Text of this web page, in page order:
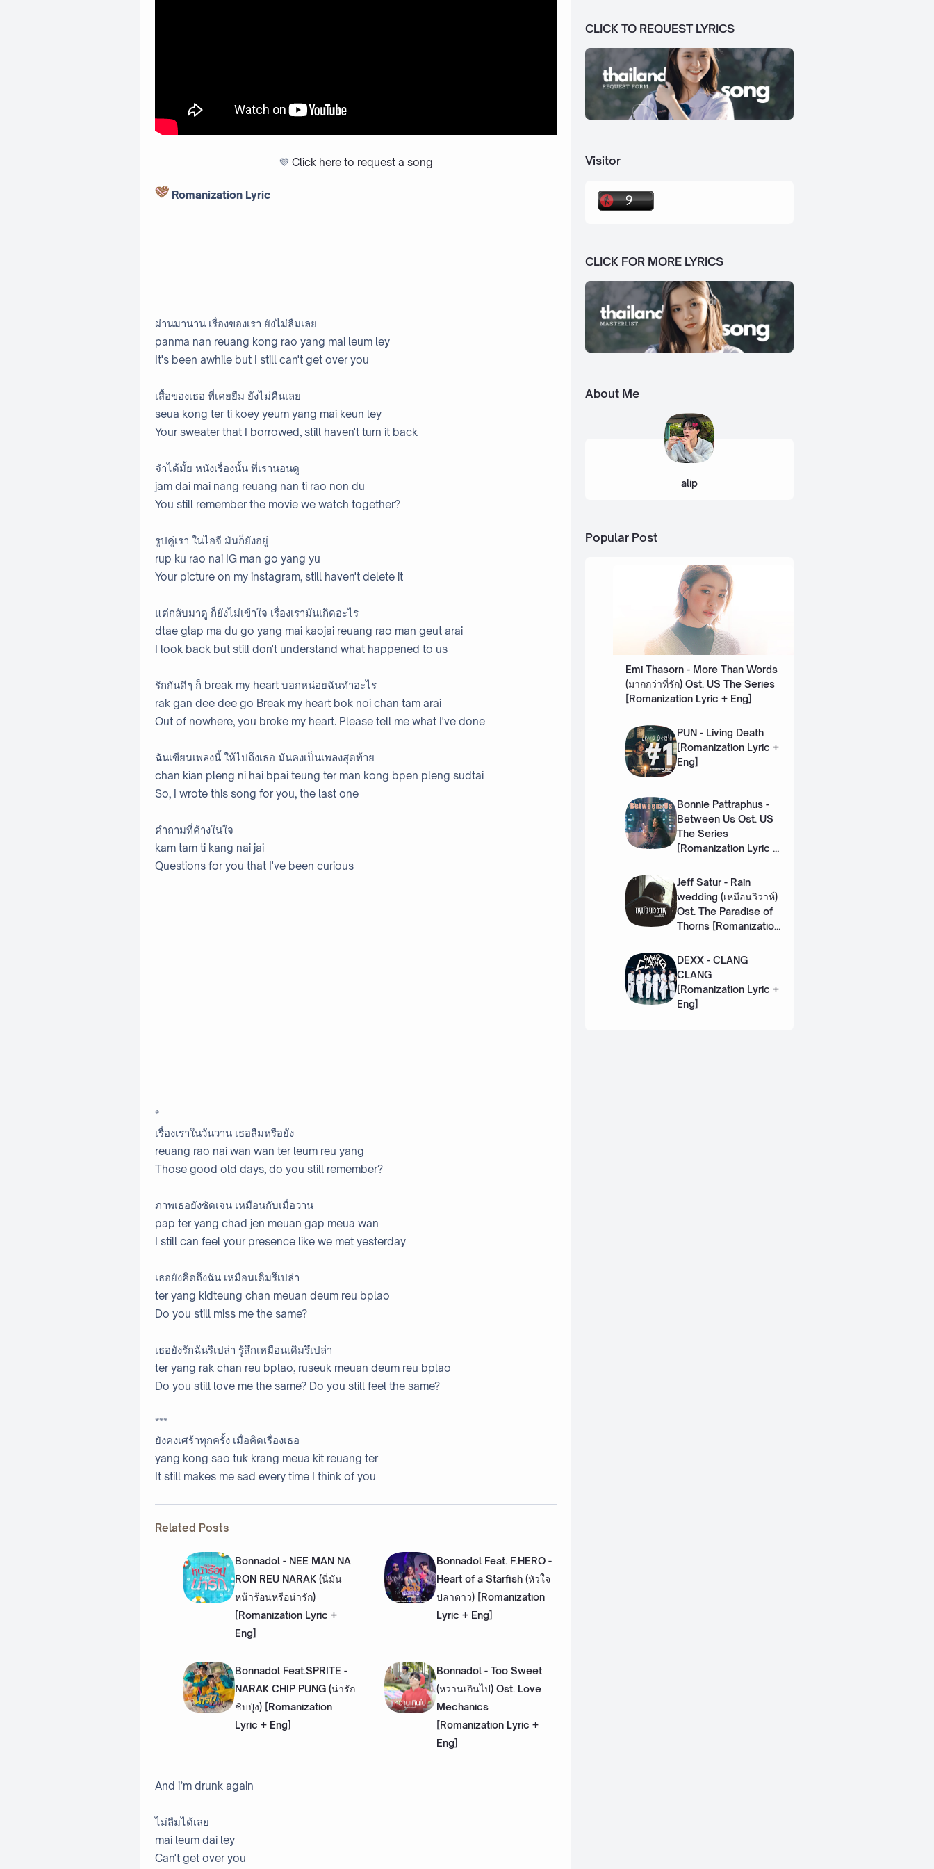
💜 Click here to request a song
Romanization Lyric
ผ่านมานาน เรื่องของเรา ยังไม่ลืมเลย
panma nan reuang kong rao yang mai leum ley
It's been awhile but I still can't get over you
เสื้อของเธอ ที่เคยยืม ยังไม่คืนเลย
seua kong ter ti koey yeum yang mai keun ley
Your sweater that I borrowed, still haven't turn it back
จำได้มั้ย หนังเรื่องนั้น ที่เรานอนดู
jam dai mai nang reuang nan ti rao non du
You still remember the movie we watch together?
รูปคู่เรา ในไอจี มันก็ยังอยู่
rup ku rao nai IG man go yang yu
Your picture on my instagram, still haven't delete it
แต่กลับมาดู ก็ยังไม่เข้าใจ เรื่องเรามันเกิดอะไร
dtae glap ma du go yang mai kaojai reuang rao man geut arai
I look back but still don't understand what happened to us
รักกันดีๆ ก็ break my heart บอกหน่อยฉันทำอะไร
rak gan dee dee go Break my heart bok noi chan tam arai
Out of nowhere, you broke my heart. Please tell me what I've done
ฉันเขียนเพลงนี้ ให้ไปถึงเธอ มันคงเป็นเพลงสุดท้าย
chan kian pleng ni hai bpai teung ter man kong bpen pleng sudtai
So, I wrote this song for you, the last one
คำถามที่ค้างในใจ
kam tam ti kang nai jai
Questions for you that I've been curious
*
เรื่องเราในวันวาน เธอลืมหรือยัง
reuang rao nai wan wan ter leum reu yang
Those good old days, do you still remember?
ภาพเธอยังชัดเจน เหมือนกับเมื่อวาน
pap ter yang chad jen meuan gap meua wan
I still can feel your presence like we met yesterday
เธอยังคิดถึงฉัน เหมือนเดิมรึเปล่า
ter yang kidteung chan meuan deum reu bplao
Do you still miss me the same?
เธอยังรักฉันรึเปล่า รู้สึกเหมือนเดิมรึเปล่า
ter yang rak chan reu bplao, ruseuk meuan deum reu bplao
Do you still love me the same? Do you still feel the same?
***
ยังคงเศร้าทุกครั้ง เมื่อคิดเรื่องเธอ
yang kong sao tuk krang meua kit reuang ter
It still makes me sad every time I think of you
Related Posts
Bonnadol - NEE MAN NA
RON REU NARAK (นี่มัน
หน้าร้อนหรือน่ารัก)
[Romanization Lyric +
Eng]
Bonnadol Feat. F.HERO -
Heart of a Starfish (หัวใจ
ปลาดาว) [Romanization
Lyric + Eng]
Bonnadol Feat.SPRITE -
NARAK CHIP PUNG (น่ารัก
ชิบปุ๋ง) [Romanization
Lyric + Eng]
Bonnadol - Too Sweet
(หวานเกินไป) Ost. Love
Mechanics
[Romanization Lyric +
Eng]
And i’m drunk again
ไม่ลืมได้เลย
mai leum dai ley
Can't get over you
CLICK TO REQUEST LYRICS
Visitor
CLICK FOR MORE LYRICS
About Me
alip
Popular Post
Emi Thasorn - More Than Words
(มากกว่าที่รัก) Ost. US The Series
[Romanization Lyric + Eng]
PUN - Living Death
[Romanization Lyric +
Eng]
Bonnie Pattraphus -
Between Us Ost. US
The Series
[Romanization Lyric +
Jeff Satur - Rain
wedding (เหมือนวิวาห์)
Ost. The Paradise of
Thorns [Romanization
DEXX - CLANG
CLANG
[Romanization Lyric +
Eng]